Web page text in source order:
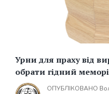
Урни для праху від
обрати гідний
ОПУБЛІКОВАНО